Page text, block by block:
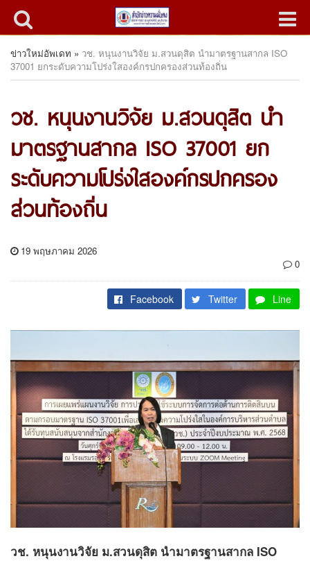
ข่าวใหม่อัพเดท » วช. หนุนงานวิจัย ม.สวนดุสิต นำมาตรฐานสากล ISO
37001 ยกระดับความโปร่งใสองค์กรปกครองส่วนท้องถิ่น
วช. หนุนงานวิจัย ม.สวนดุสิต นำ
มาตรฐานสากล ISO 37001 ยก
ระดับความโปร่งใสองค์กรปกครอง
ส่วนท้องถิ่น
19 พฤษภาคม 2026
0
Facebook Twitter Line
วช. หนุนงานวิจัย ม.สวนดุสิต นำมาตรฐานสากล ISO